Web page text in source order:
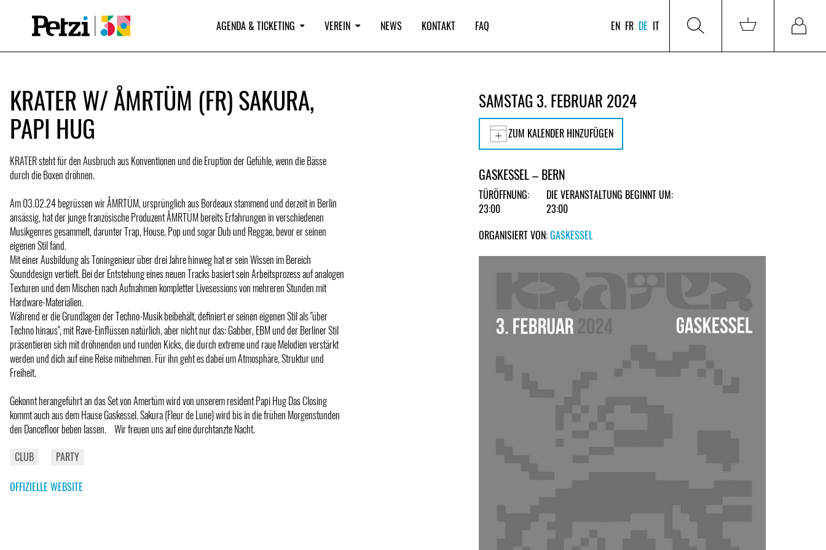
AGENDA & TICKETING VEREIN NEWS KONTAKT FAQ EN FR DE IT
KRATER W/ ÅMRTÜM (FR) SAKURA,
PAPI HUG
KRATER steht für den Ausbruch aus Konventionen und die Eruption der Gefühle, wenn die Bässe
durch die Boxen dröhnen.
Am 03.02.24 begrüssen wir ÅMRTÜM, ursprünglich aus Bordeaux stammend und derzeit in Berlin
ansässig, hat der junge französische Produzent ÅMRTÜM bereits Erfahrungen in verschiedenen
Musikgenres gesammelt, darunter Trap, House, Pop und sogar Dub und Reggae, bevor er seinen
eigenen Stil fand.
Mit einer Ausbildung als Toningenieur über drei Jahre hinweg hat er sein Wissen im Bereich
Sounddesign vertieft. Bei der Entstehung eines neuen Tracks basiert sein Arbeitsprozess auf analogen
Texturen und dem Mischen nach Aufnahmen kompletter Livesessions von mehreren Stunden mit
Hardware-Materialien.
Während er die Grundlagen der Techno-Musik beibehält, definiert er seinen eigenen Stil als "über
Techno hinaus", mit Rave-Einflüssen natürlich, aber nicht nur das: Gabber, EBM und der Berliner Stil
präsentieren sich mit dröhnenden und runden Kicks, die durch extreme und raue Melodien verstärkt
werden und dich auf eine Reise mitnehmen. Für ihn geht es dabei um Atmosphäre, Struktur und
Freiheit.
Gekonnt herangeführt an das Set von Amertüm wird von unserem resident Papi Hug Das Closing
kommt auch aus dem Hause Gaskessel. Sakura (Fleur de Lune) wird bis in die frühen Morgenstunden
den Dancefloor beben lassen. Wir freuen uns auf eine durchtanzte Nacht.
CLUB
PARTY
OFFIZIELLE WEBSITE
SAMSTAG 3. FEBRUAR 2024
ZUM KALENDER HINZUFÜGEN
GASKESSEL – BERN
TÜRÖFFNUNG:
23:00
DIE VERANSTALTUNG BEGINNT UM:
23:00
ORGANISIERT VON:GASKESSEL